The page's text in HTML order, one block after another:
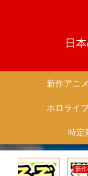
日
新作アニメ
ホロライ
新作ゲーム